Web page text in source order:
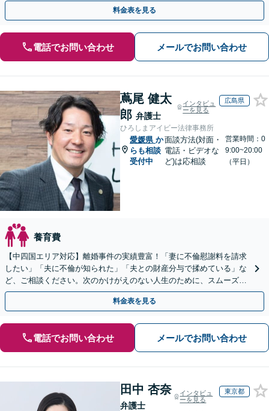
料金表を見る
電話でお問い合わせ メールでお問い合わせ
蔦尾 健太
郎 弁護士
インタビュ
ーを見る
広島県
ひろしまアイビー法律事務所
愛媛県 か
らも相談
受付中
面談方法(対面・
電話・ビデオな
ど)は応相談
営業時間：0
9:00~20:00
（平日）
養育費
【中四国エリア対応】離婚事件の実績豊富！「妻に不倫慰謝料を請求
したい」「夫に不倫が知られた」「夫との財産分与で揉めている」な
ど、ご相談ください。次のかけがえのない人生のために、スムーズ解
決を目指します【休日・夜間対応】【弁護士歴15年以上】
料金表を見る
電話でお問い合わせ メールでお問い合わせ
田中 杏奈
弁護士
インタビュ
ーを見る
東京都